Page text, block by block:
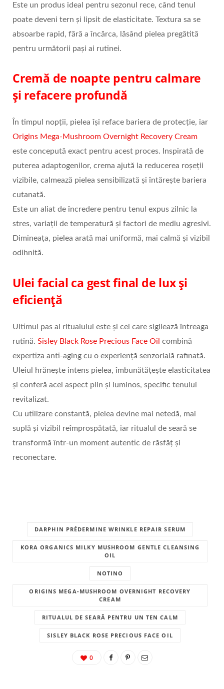
Este un produs ideal pentru sezonul rece, când tenul
poate deveni tern și lipsit de elasticitate. Textura sa se
absoarbe rapid, fără a încărca, lăsând pielea pregătită
pentru următorii pași ai rutinei.
Cremă de noapte pentru calmare
și refacere profundă
În timpul nopții, pielea își reface bariera de protecție, iar
Origins Mega-Mushroom Overnight Recovery Cream
este concepută exact pentru acest proces. Inspirată de
puterea adaptogenilor, crema ajută la reducerea roșeții
vizibile, calmează pielea sensibilizată și întărește bariera
cutanată.
Este un aliat de încredere pentru tenul expus zilnic la
stres, variații de temperatură și factori de mediu agresivi.
Dimineața, pielea arată mai uniformă, mai calmă și vizibil
odihnită.
Ulei facial ca gest final de lux și
eficiență
Ultimul pas al ritualului este și cel care sigilează întreaga
rutină. Sisley Black Rose Precious Face Oil combină
expertiza anti-aging cu o experiență senzorială rafinată.
Uleiul hrănește intens pielea, îmbunătățește elasticitatea
și conferă acel aspect plin și luminos, specific tenului
revitalizat.
Cu utilizare constantă, pielea devine mai netedă, mai
suplă și vizibil reîmprospătată, iar ritualul de seară se
transformă într-un moment autentic de răsfăț și
reconectare.
DARPHIN PRÉDERMINE WRINKLE REPAIR SERUM
KORA ORGANICS MILKY MUSHROOM GENTLE CLEANSING
OIL
NOTINO
ORIGINS MEGA-MUSHROOM OVERNIGHT RECOVERY
CREAM
RITUALUL DE SEARĂ PENTRU UN TEN CALM
SISLEY BLACK ROSE PRECIOUS FACE OIL
0